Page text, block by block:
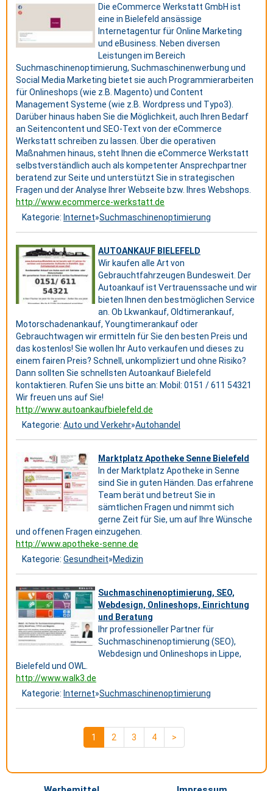
Die eCommerce Werkstatt GmbH ist
eine in Bielefeld ansässige
Internetagentur für Online Marketing
und eBusiness. Neben diversen
Leistungen im Bereich
Suchmaschinenoptimierung, Suchmaschinenwerbung und
Social Media Marketing bietet sie auch Programmierarbeiten
für Onlineshops (wie z.B. Magento) und Content
Management Systeme (wie z.B. Wordpress und Typo3).
Darüber hinaus haben Sie die Möglichkeit, auch Ihren Bedarf
an Seitencontent und SEO-Text von der eCommerce
Werkstatt schreiben zu lassen. Über die operativen
Maßnahmen hinaus, steht Ihnen die eCommerce Werkstatt
selbstverständlich auch als kompetenter Ansprechpartner
beratend zur Seite und unterstützt Sie in strategischen
Fragen und der Analyse Ihrer Webseite bzw. Ihres Webshops.
http://www.ecommerce-werkstatt.de
Kategorie: Internet»Suchmaschinenoptimierung
AUTOANKAUF BIELEFELD
Wir kaufen alle Art von
Gebrauchtfahrzeugen Bundesweit. Der
Autoankauf ist Vertrauenssache und wir
bieten Ihnen den bestmöglichen Service
an. Ob Lkwankauf, Oldtimerankauf,
Motorschadenankauf, Youngtimerankauf oder
Gebrauchtwagen wir ermitteln für Sie den besten Preis und
das kostenlos! Sie wollen Ihr Auto verkaufen und dieses zu
einem fairen Preis? Schnell, unkompliziert und ohne Risiko?
Dann sollten Sie schnellsten Autoankauf Bielefeld
kontaktieren. Rufen Sie uns bitte an: Mobil: 0151 / 611 54321
Wir freuen uns auf Sie!
http://www.autoankaufbielefeld.de
Kategorie: Auto und Verkehr»Autohandel
Marktplatz Apotheke Senne Bielefeld
In der Marktplatz Apotheke in Senne
sind Sie in guten Händen. Das erfahrene
Team berät und betreut Sie in
sämtlichen Fragen und nimmt sich
gerne Zeit für Sie, um auf Ihre Wünsche
und offenen Fragen einzugehen.
http://www.apotheke-senne.de
Kategorie: Gesundheit»Medizin
Suchmaschinenoptimierung, SEO,
Webdesign, Onlineshops, Einrichtung
und Beratung
Ihr professioneller Partner für
Suchmaschinenoptimierung (SEO),
Webdesign und Onlineshops in Lippe,
Bielefeld und OWL.
http://www.walk3.de
Kategorie: Internet»Suchmaschinenoptimierung
1 2 3 4 >